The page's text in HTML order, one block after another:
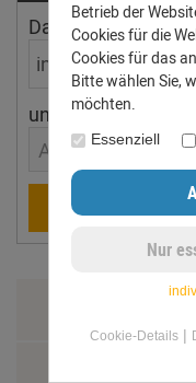
Dachfläche
ungefährer Ort
Aachen
Betrieb der
Cookies für die
Cookies für das
Bitte wählen Sie,
möchten.
Essenziell
Cookie-Details|